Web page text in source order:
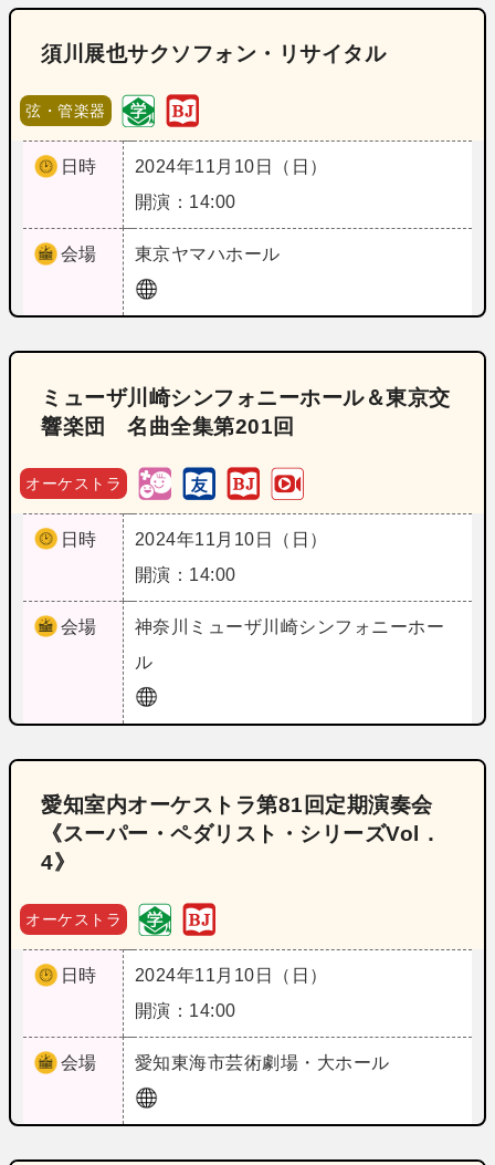
須川展也サクソフォン・リサイタル
弦・管楽器
日時
2024年11月10日（日）
開演：14:00
会場 東京ヤマハホール
ミューザ川崎シンフォニーホール＆東京交
響楽団 名曲全集第201回
オーケストラ
日時
2024年11月10日（日）
開演：14:00
会場 神奈川
ミューザ川崎シンフォニーホー
ル
愛知室内オーケストラ第81回定期演奏会
《スーパー・ペダリスト・シリーズVol．
4》
オーケストラ
日時
2024年11月10日（日）
開演：14:00
会場 愛知東海市芸術劇場・大ホール